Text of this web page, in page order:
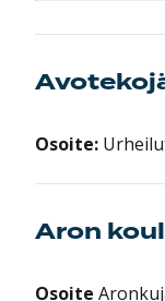
Osoite:
Aron
Osoite